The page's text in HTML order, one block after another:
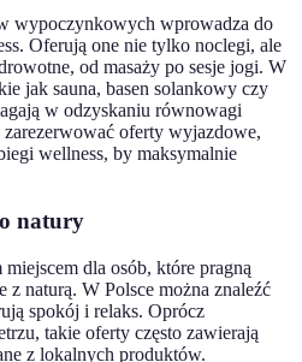
wypoczynkowych wprowadza do
Oferują one nie tylko noclegi, ale
od masaży po sesje jogi. W
jak sauna, basen solankowy czy
w odzyskaniu równowagi
oferty wyjazdowe,
wellness, by maksymalnie
natury
dla osób, które pragną
naturą. W Polsce można znaleźć
spokój i relaks. Oprócz
takie oferty często zawierają
z lokalnych produktów.